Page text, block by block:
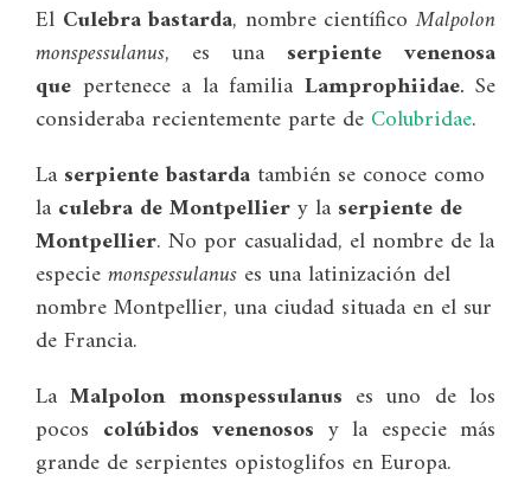
El Culebra bastarda, nombre científicoMalpolon
monspessulanus, es una serpiente venenosa
que pertenece a la familia Lamprophiidae. Se
consideraba recientemente parte de Colubridae.
La serpiente bastarda también se conoce como
la culebra de Montpelliery la serpiente de
Montpellier. No por casualidad, el nombre de la
especiemonspessulanus es una latinización del
nombre Montpellier, una ciudad situada en el sur
de Francia.
LaMalpolon monspessulanus es uno de los
pocos colúbidos venenosos y la especie más
grande de serpientes opistoglifos en Europa.